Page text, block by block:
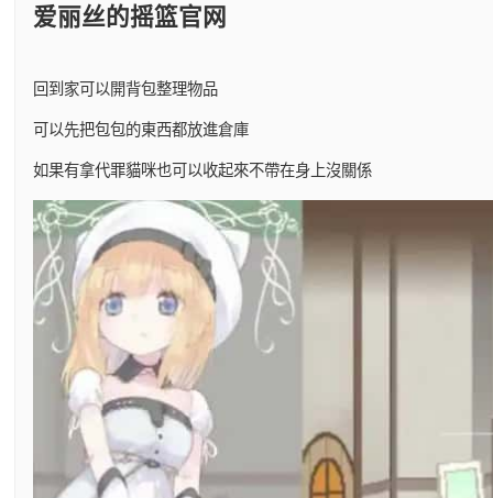
爱丽丝的摇篮官网
回到家可以開背包整理物品
可以先把包包的東西都放進倉庫
如果有拿代罪貓咪也可以收起來不帶在身上沒關係